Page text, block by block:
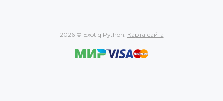
2026 © Exotiq Python. Карта сайта